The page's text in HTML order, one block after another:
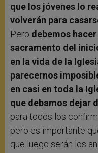
que los jóvenes lo
volverán para
Pero debemos
sacramento del
en la vida de la
parecernos
en casi en toda la
que debamos dejar
para todos los
pero es importante
que luego serán los